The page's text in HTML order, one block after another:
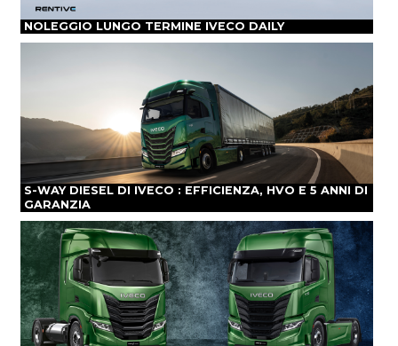
NOLEGGIO LUNGO TERMINE IVECO DAILY
S-WAY DIESEL DI IVECO : EFFICIENZA, HVO E 5 ANNI DI
GARANZIA